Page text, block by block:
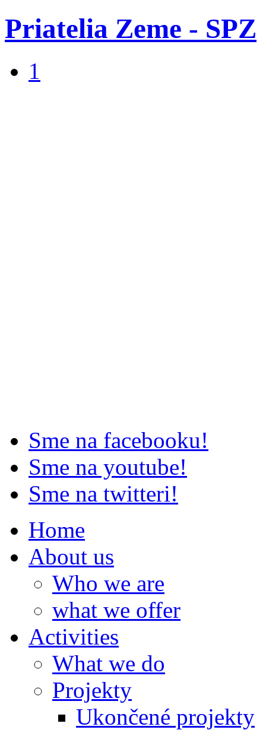
Priatelia Zeme - SPZ
1
Sme na facebooku!
Sme na youtube!
Sme na twitteri!
Home
About us
Who we are
what we offer
Activities
What we do
Projekty
Ukončené projekty